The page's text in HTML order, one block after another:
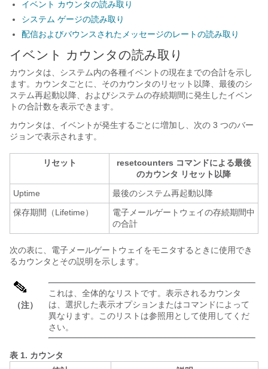
イベント カウンタの読み取り
システム ゲージの読み取り
配信およびバウンスされたメッセージのレートの読み取り
イベント カウンタの読み取り
カウンタは、システム内の各種イベントの現在までの合計を示し
ます。カウンタごとに、そのカウンタのリセット以降、最後のシ
ステム再起動以降、およびシステムの存続期間に発生したイベン
トの合計数を表示できます。
カウンタは、イベントが発生するごとに増加し、次の 3 つのバー
ジョンで表示されます。
リセット
resetcounters コマンドによる最後
のカウンタ リセット以降
Uptime
最後のシステム再起動以降
保存期間（Lifetime）
電子メールゲートウェイの存続期間中
の合計
次の表に、 電子メールゲートウェイをモニタするときに使用でき
るカウンタとその説明を示します。
（注）
これは、全体的なリストです。表示されるカウンタ
は、選択した表示オプションまたはコマンドによって
異なります。このリストは参照用として使用してくだ
さい。
表 1. カウンタ